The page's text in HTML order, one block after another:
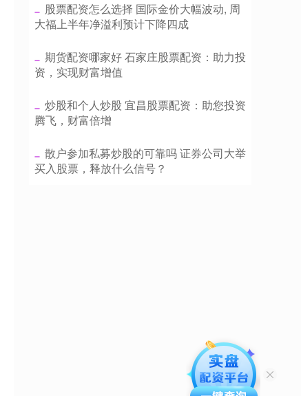
​股票配资怎么选择 国际金价大幅波动, 周
大福上半年净溢利预计下降四成
​期货配资哪家好 石家庄股票配资：助力投
资，实现财富增值
​炒股和个人炒股 宜昌股票配资：助您投资
腾飞，财富倍增
​散户参加私募炒股的可靠吗 证券公司大举
买入股票，释放什么信号？